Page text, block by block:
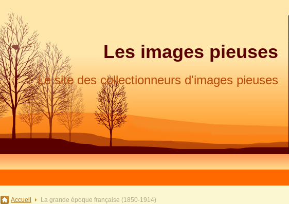
Les images pieuses
Le site des collectionneurs d'images pieuses
Accueil La grande époque française (1850-1914)